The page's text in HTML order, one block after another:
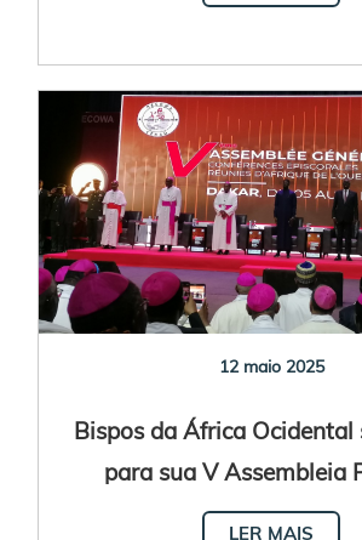
12 maio 2025
Bispos da África Ocidental
para sua V Assembleia
LER MAIS